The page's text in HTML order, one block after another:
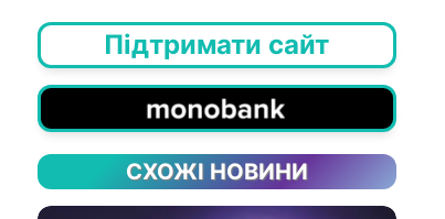
Підтримати сайт
СХОЖІ НОВИНИ